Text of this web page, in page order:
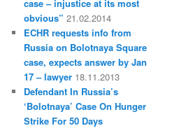
case – injustice at its most
obvious” 21.02.2014
ECHR requests info from
Russia on Bolotnaya Square
case, expects answer by Jan
17 – lawyer 18.11.2013
Defendant In Russia’s
‘Bolotnaya’ Case On Hunger
Strike For 50 Days